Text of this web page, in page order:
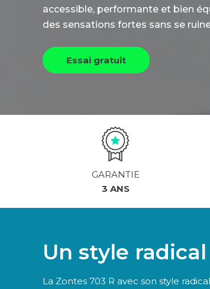
accessible, performante et bien
des sensations fortes sans se
Essai gratuit
GARANTIE
3 ANS
Un style
La Zontes 703 R avec son style